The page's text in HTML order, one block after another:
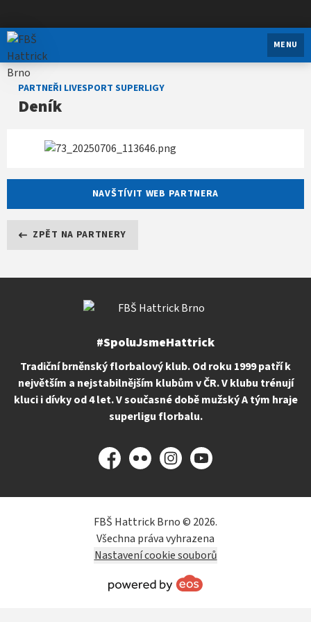
FBŠ Hattrick Brno
MENU
PARTNEŘI LIVESPORT SUPERLIGY
Deník
NAVŠTÍVIT WEB PARTNERA
ZPĚT NA PARTNERY
#SpoluJsmeHattrick
Tradiční brněnský florbalový klub. Od roku 1999 patří k
největším a nejstabilnějším klubům v ČR. V klubu trénují
kluci i dívky od 4 let. V současné době mužský A tým hraje
superligu florbalu.
Facebook
Flickr Instagram
YouTube
FBŠ Hattrick Brno © 2026.
Všechna práva vyhrazena
Nastavení cookie souborů